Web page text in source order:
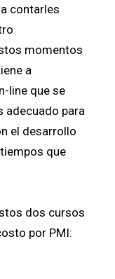
contarles
momentos
a
line que se
adecuado para
el desarrollo
que
dos cursos
por PMI: